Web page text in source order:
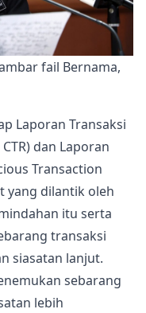
fail Bernama,
Laporan Transaksi
dan Laporan
Transaction
yang dilantik oleh
itu serta
transaksi
siasatan lanjut.
sebarang
lebih